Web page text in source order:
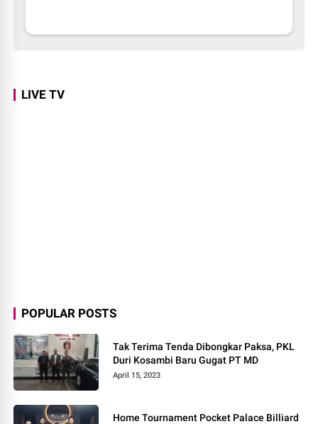
LIVE TV
POPULAR POSTS
Tak Terima Tenda Dibongkar Paksa, PKL
Duri Kosambi Baru Gugat PT MD
April 15, 2023
Home Tournament Pocket Palace Billiard